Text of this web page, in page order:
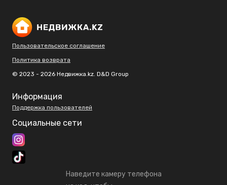
Пользовательское соглашение
Политика возврата
© 2023 - 2026 Недвижка.kz. D&D Group
Информация
Поддержка пользователей
Социальные сети
Наведите камеру телефона